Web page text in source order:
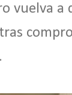
vuelva a